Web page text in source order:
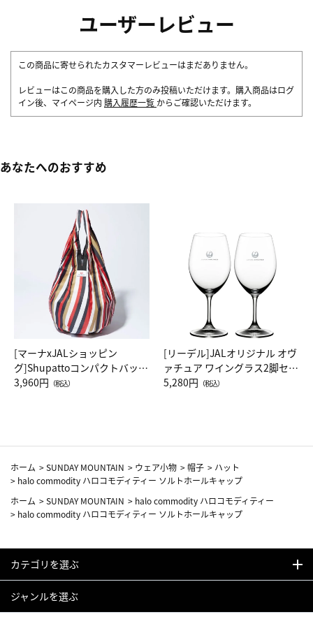
ユーザーレビュー
この商品に寄せられたカスタマーレビューはまだありません。
レビューはこの商品を購入した方のみ投稿いただけます。購入商品はログ
イン後、マイページ内 購入履歴一覧 からご確認いただけます。
あなたへのおすすめ
[マーナxJALショッピン
グ]Shupattoコンパクトバッグ
Drop JAL客室乗務員（LC）ス
3,960円 （税込）
[リーデル]JALオリジナル オヴ
ァチュア ワイングラス2脚セッ
ト（レッドワイン）
5,280円 （税込）
ホーム >SUNDAY MOUNTAIN > ウェア小物 >帽子 > ハット
> halo commodity ハロコモディティー ソルトホールキャップ
ホーム >SUNDAY MOUNTAIN > halo commodity ハロコモディティー
> halo commodity ハロコモディティー ソルトホールキャップ
カテゴリを選ぶ
ジャンルを選ぶ